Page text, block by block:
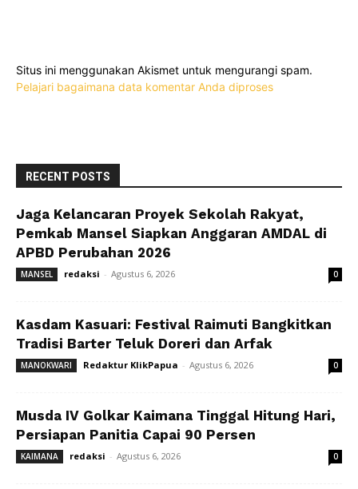
Situs ini menggunakan Akismet untuk mengurangi spam.
Pelajari bagaimana data komentar Anda diproses
RECENT POSTS
Jaga Kelancaran Proyek Sekolah Rakyat,
Pemkab Mansel Siapkan Anggaran AMDAL di
APBD Perubahan 2026
MANSEL redaksi - Agustus 6, 2026 0
Kasdam Kasuari: Festival Raimuti Bangkitkan
Tradisi Barter Teluk Doreri dan Arfak
MANOKWARI Redaktur KlikPapua - Agustus 6, 2026 0
Musda IV Golkar Kaimana Tinggal Hitung Hari,
Persiapan Panitia Capai 90 Persen
KAIMANA redaksi - Agustus 6, 2026 0